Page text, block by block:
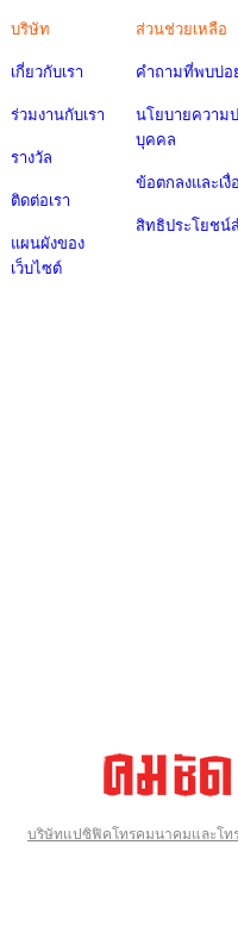
บริษัท
เกี่ยวกับเรา
ร่วมงานกับเรา
รางวัล
ติดต่อเรา
แผนผังของ
เว็บไซต์
ส่วนช่วยเหลือ
คำถามที่พบบ่อ
นโยบายความ
บุคคล
ข้อตกลงและเ
สิทธิประโยชน์
บริษัทแปซิฟิคโทรคมนาคมและโท